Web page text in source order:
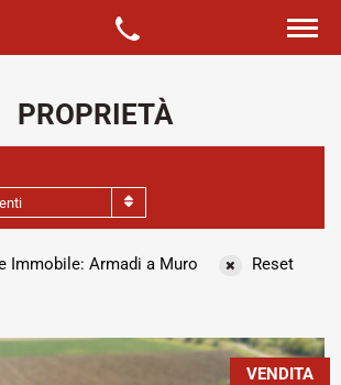
PROPRIETÀ
Immobile: Armadi a Muro Reset
VENDITA